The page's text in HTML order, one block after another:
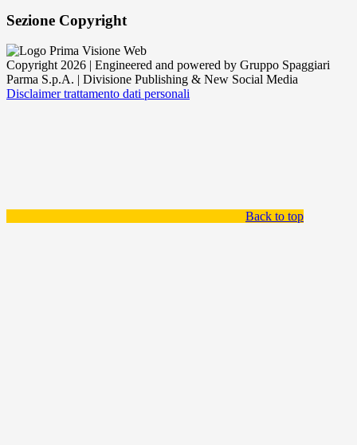
Sezione Copyright
Copyright 2026 | Engineered and powered by Gruppo Spaggiari
Parma S.p.A. | Divisione Publishing & New Social Media
Disclaimer trattamento dati personali
Back to top